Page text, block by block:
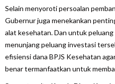
Selain menyoroti persoalan
Gubernur juga menekankan
alat kesehatan. Dan untuk
menunjang peluang investasi
efisiensi dana BPJS Kesehatan
benar termanfaatkan untuk